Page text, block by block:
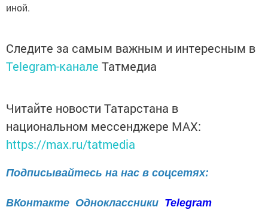
иной.
Следите за самым важным и интересным в
Telegram-канале Татмедиа
Читайте новости Татарстана в
национальном мессенджере MАХ:
https://max.ru/tatmedia
Подписывайтесь на нас в соцсетях:
ВКонтакте Одноклассники Telegram